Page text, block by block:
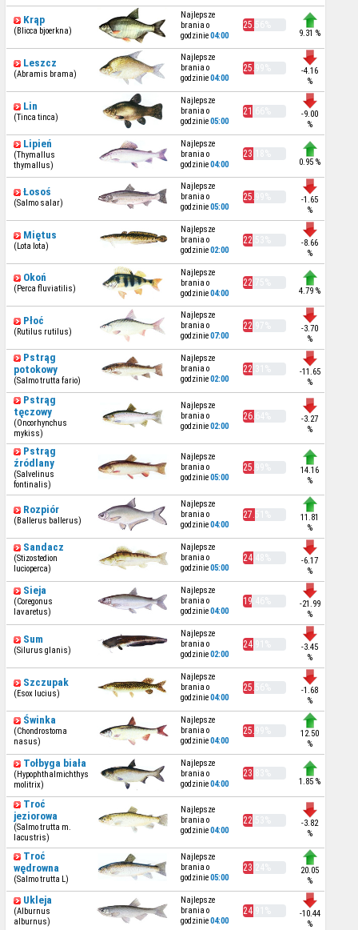
Krąp
(Blicca bjoerkna)
Najlepsze
brania o
godzinie04:00
25.56%
9.31 %
Leszcz
(Abramis brama)
Najlepsze
brania o
godzinie04:00
25.99%
-4.16
%
Lin
(Tinca tinca)
Najlepsze
brania o
godzinie05:00
21.66%
-9.00
%
Lipień
(Thymallus
thymallus)
Najlepsze
brania o
godzinie04:00
23.18%
0.95 %
Łosoś
(Salmo salar)
Najlepsze
brania o
godzinie05:00
25.99%
-1.65
%
Miętus
(Lota lota)
Najlepsze
brania o
godzinie02:00
22.53%
-8.66
%
Okoń
(Perca fluviatilis)
Najlepsze
brania o
godzinie04:00
22.75%
4.79 %
Płoć
(Rutilus rutilus)
Najlepsze
brania o
godzinie07:00
22.97%
-3.70
%
Pstrąg
potokowy
(Salmo trutta fario)
Najlepsze
brania o
godzinie02:00
22.31%
-11.65
%
Pstrąg
tęczowy
(Oncorhynchus
mykiss)
Najlepsze
brania o
godzinie02:00
26.64%
-3.27
%
Pstrąg
źródlany
(Salvelinus
fontinalis)
Najlepsze
brania o
godzinie05:00
25.99%
14.16
%
Rozpiór
(Ballerus ballerus)
Najlepsze
brania o
godzinie04:00
27.51%
11.81
%
Sandacz
(Stizostedion
lucioperca)
Najlepsze
brania o
godzinie05:00
24.48%
-6.17
%
Sieja
(Coregonus
lavaretus)
Najlepsze
brania o
godzinie04:00
19.46%
-21.99
%
Sum
(Silurus glanis)
Najlepsze
brania o
godzinie02:00
24.91%
-3.45
%
Szczupak
(Esox lucius)
Najlepsze
brania o
godzinie04:00
25.56%
-1.68
%
Świnka
(Chondrostoma
nasus)
Najlepsze
brania o
godzinie04:00
25.99%
12.50
%
Tołbyga biała
(Hypophthalmichthys
molitrix)
Najlepsze
brania o
godzinie04:00
23.83%
1.85 %
Troć
jeziorowa
(Salmo trutta m.
lacustris)
Najlepsze
brania o
godzinie04:00
22.53%
-3.82
%
Troć
wędrowna
(Salmo trutta L)
Najlepsze
brania o
godzinie05:00
23.24%
20.05
%
Ukleja
(Alburnus
alburnus)
Najlepsze
brania o
godzinie04:00
24.91%
-10.44
%